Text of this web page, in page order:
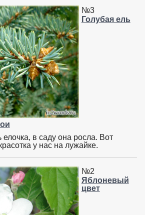
№3
Голубая ель
елочка, в саду она росла. Вот
у нас на лужайке.
№2
Яблоневый
цвет